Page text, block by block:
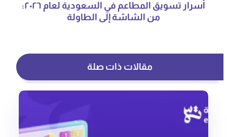
أسرار تسويق المطاعم في السعودية لعام ٢٠٢٦:
من الشاشة إلى الطاولة
مقالات ذات صلة